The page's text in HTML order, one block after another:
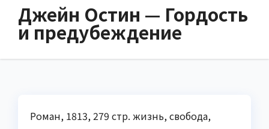
Джейн Остин — Гордость
и предубеждение
Роман, 1813, 279 стр. жизнь, свобода,